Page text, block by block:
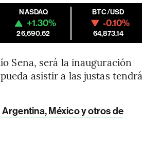
NASDAQ
+1.30%
26,690.62
BTC/USD
-0.10%
64,873.14
Sena, será la inauguración
asistir a las justas tendrá
México y otros de